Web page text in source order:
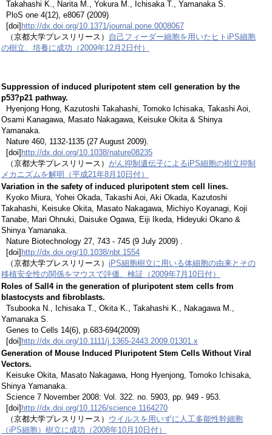
Takahashi K., Narita M., Yokura M., Ichisaka T., Yamanaka S.
PloS one 4(12), e8067 (2009)
[doi]http://dx.doi.org/10.1371/journal.pone.0008067
（京都大学プレスリリース） 自己フィーダー細胞を用いたヒトiPS細胞
の樹立、培養に成功（2009年12月2日付）
Suppression of induced pluripotent stem cell generation by the
p53?p21 pathway.
Hyenjong Hong, Kazutoshi Takahashi, Tomoko Ichisaka, Takashi Aoi,
Osami Kanagawa, Masato Nakagawa, Keisuke Okita & Shinya
Yamanaka.
Nature 460, 1132-1135 (27 August 2009).
[doi]http://dx.doi.org/10.1038/nature08235
（京都大学プレスリリース） がん抑制遺伝子によるiPS細胞の樹立抑制
メカニズムを解明（平成21年8月10日付）
Variation in the safety of induced pluripotent stem cell lines.
Kyoko Miura, Yohei Okada, Takashi Aoi, Aki Okada, Kazutoshi
Takahashi, Keisuke Okita, Masato Nakagawa, Michiyo Koyanagi, Koji
Tanabe, Mari Ohnuki, Daisuke Ogawa, Eiji Ikeda, Hideyuki Okano &
Shinya Yamanaka.
Nature Biotechnology 27, 743 - 745 (9 July 2009) .
[doi]http://dx.doi.org/10.1038/nbt.1554
（京都大学プレスリリース） iPS細胞樹立に用いる体細胞の由来とその
移植安全性の関係をマウスで評価、検証（2009年7月10日付）
Roles of Sall4 in the generation of pluripotent stem cells from
blastocysts and fibroblasts.
Tsubooka N., Ichisaka T., Okita K., Takahashi K., Nakagawa M.,
Yamanaka S.
Genes to Cells 14(6), p.683-694(2009)
[doi]http://dx.doi.org/10.1111/j.1365-2443.2009.01301.x
Generation of Mouse Induced Pluripotent Stem Cells Without Viral
Vectors.
Keisuke Okita, Masato Nakagawa, Hong Hyenjong, Tomoko Ichisaka,
Shinya Yamanaka.
Science 7 November 2008: Vol. 322. no. 5903, pp. 949 - 953.
[doi]http://dx.doi.org/10.1126/science.1164270
（京都大学プレスリリース） ウイルスを用いずに人工多能性幹細胞
（iPS細胞）樹立に成功（2008年10月10日付）